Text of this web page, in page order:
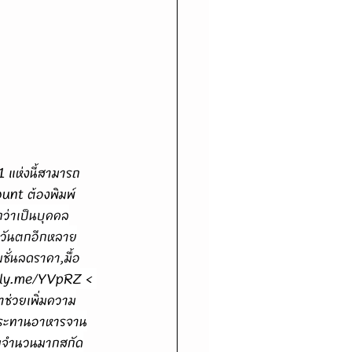
ต้องพิมพ์
าเป็นบุคคล
นตกอีกหลาย
นลดราคา,มื้อ
YVpRZ <
วยเพิ่มความ
านอาหารจาน
ำนวนมากสกัด